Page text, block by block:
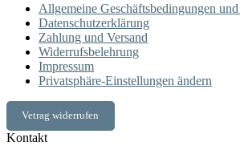
Allgemeine Geschäftsbedingungen
Datenschutzerklärung
Zahlung und Versand
Widerrufsbelehrung
Impressum
Privatsphäre-Einstellungen ändern
Vetrag widerrufen
Kontakt